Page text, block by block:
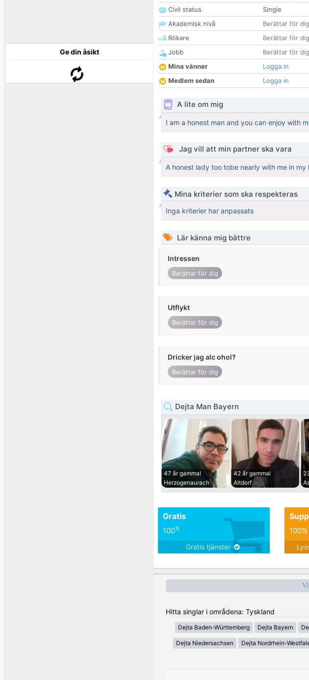
Ge din åsikt
Civil status
Single
Akademisk nivå
Berättar för dig
Rökare
Berättar för dig
Jobb
Berättar för dig
Mina vänner
Logga in
Medlem sedan
Logga in
A lite om mig
I am a honest man and you can enjoy with
Jag vill att min partner ska vara
A honest lady too tobe nearly with me in my
Mina kriterier som ska respekteras
Inga kriterier har anpassats
Lär känna mig bättre
Intressen
Berättar för dig
Utflykt
Berättar för dig
Dricker jag alc ohol?
Berättar för dig
Dejta Man Bayern
47 år gammal
Herzogenaurach
42 år gammal
Altdorf
Gratis
100%
Gratis tjänster
Vi
Hitta singlar i områdena: Tyskland
Dejta Baden-Württemberg Dejta Bayern
Dejta Niedersachsen Dejta Nordrhein-